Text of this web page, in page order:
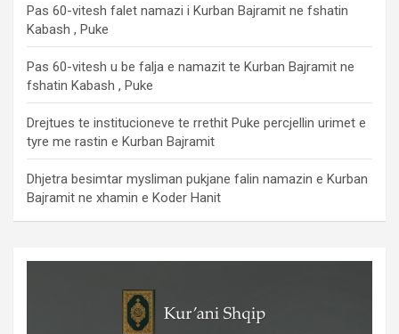
Pas 60-vitesh falet namazi i Kurban Bajramit ne fshatin
Kabash , Puke
Pas 60-vitesh u be falja e namazit te Kurban Bajramit ne
fshatin Kabash , Puke
Drejtues te institucioneve te rrethit Puke percjellin urimet e
tyre me rastin e Kurban Bajramit
Dhjetra besimtar mysliman pukjane falin namazin e Kurban
Bajramit ne xhamin e Koder Hanit